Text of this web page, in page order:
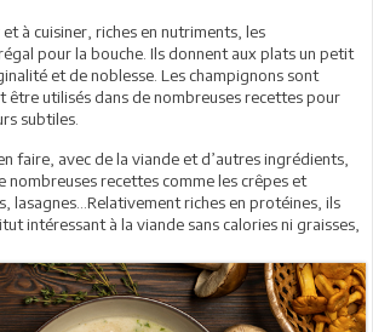
à cuisiner, riches en nutriments, les
pour la bouche. Ils donnent aux plats un petit
et de noblesse. Les champignons sont
être utilisés dans de nombreuses recettes pour
subtiles.
faire, avec de la viande et d’autres ingrédients,
nombreuses recettes comme les crêpes et
lasagnes…Relativement riches en protéines, ils
intéressant à la viande sans calories ni graisses,